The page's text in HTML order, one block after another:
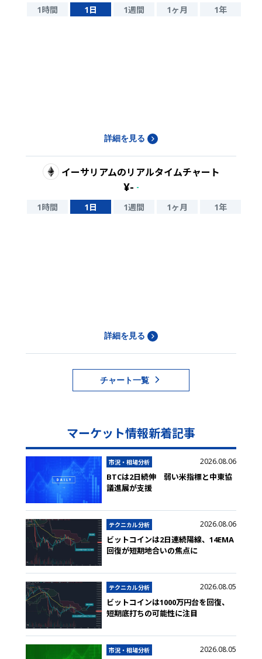
1時間 1日 1週間 1ヶ月 1年
詳細を見る
イーサリアムのリアルタイムチャート
¥- -
1時間 1日 1週間 1ヶ月 1年
詳細を見る
チャート一覧
マーケット情報新着記事
市況・相場分析 2026.08.06
BTCは2日続伸 弱い米指標と中東協
議進展が支援
テクニカル分析 2026.08.06
ビットコインは2日連続陽線、14EMA
回復が短期地合いの焦点に
テクニカル分析 2026.08.05
ビットコインは1000万円台を回復、
短期底打ちの可能性に注目
市況・相場分析 2026.08.05